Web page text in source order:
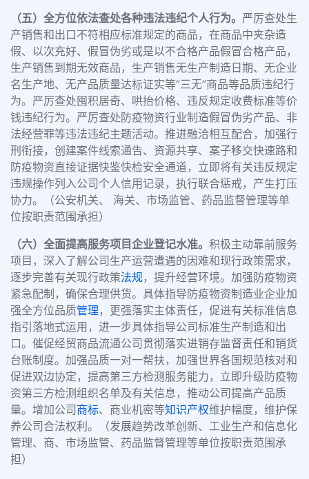
（五）全方位依法查处各种违法违纪个人行为。 严厉查处生
产销售和出口不符相应标准规定的商品，在商品中夹杂造
假、以次充好、假冒伪劣或是以不合格产品假冒合格产品，
生产销售到期无效商品，生产销售无生产制造日期、无企业
名生产地、无产品质量达标证实等“三无”商品等品质违纪行
为。严厉查处囤积居奇、哄抬价格、违反规定收费标准等价
钱违纪行为。严厉查处防疫物资行业制造假冒伪劣产品、非
法经营罪等违法违纪主题活动。推进融洽相互配合，加强行
刑衔接，创建案件线索通告、资源共享、案子移交快速路和
防疫物资直接证据快鉴快检安全通道，立即将有关违反规定
违规操作列入公司个人信用记录，执行联合惩戒，产生打压
协力。（公安机关、 海关、市场监管、药品监督管理等单
位按职责范围承担）
（六）全面提高服务项目企业登记水准。 积极主动靠前服务
项目，深入了解公司生产运营遭遇的因难和现行政策需求，
逐步完善有关现行政策法规，提升经营环境。加强防疫物资
紧急配制，确保合理供货。具体指导防疫物资制造业企业加
强全方位品质管理 ，更强落实主体责任，促进有关标准信息
指引落地式运用，进一步具体指导公司标准生产制造和出
口。催促经贸商品流通公司贯彻落实进销存监督责任和销货
台账制度。加强品质一对一帮扶，加强世界各国规范核对和
促进双边协定，提高第三方检测服务能力，立即升级防疫物
资第三方检测组织名单及有关信息，推动公司提高产品质
量。增加公司商标、商业机密等知识产权维护幅度，维护保
养公司合法权利。（发展趋势改革创新、工业生产和信息化
管理、商、市场监管、药品监督管理等单位按职责范围承
担）